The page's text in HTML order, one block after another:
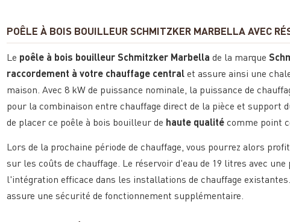
POÊLE À BOIS BOUILLEUR SCHMITZKER MARBELLA AVEC
Le poêle à bois bouilleur Schmitzker Marbella de la marque
raccordement à votre chauffage central et assure ainsi une
maison. Avec 8 kW de puissance nominale, la puissance de
pour la combinaison entre chauffage direct de la pièce et
de placer ce poêle à bois bouilleur de haute qualité comme point
Lors de la prochaine période de chauffage, vous pourrez alors
sur les coûts de chauffage. Le réservoir d'eau de 19 litres avec
l'intégration efficace dans les installations de chauffage
assure une sécurité de fonctionnement supplémentaire.